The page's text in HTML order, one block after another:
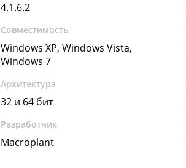
4.1.6.2
Совместимость
Windows XP, Windows Vista,
Windows 7
Архитектура
32 и 64 бит
Разработчик
Macroplant